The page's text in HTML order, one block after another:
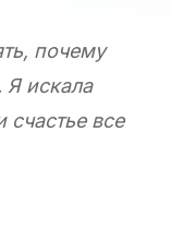
почему
Я искала
все